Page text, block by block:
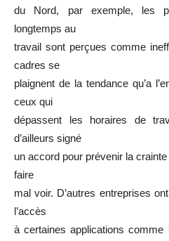
du Nord, par exemple, les
longtemps au
travail sont perçues comme
cadres se
plaignent de la tendance qu’a
ceux qui
dépassent les horaires de
d’ailleurs signé
un accord pour prévenir la
faire
mal voir. D’autres entreprises
l’accès
à certaines applications comme